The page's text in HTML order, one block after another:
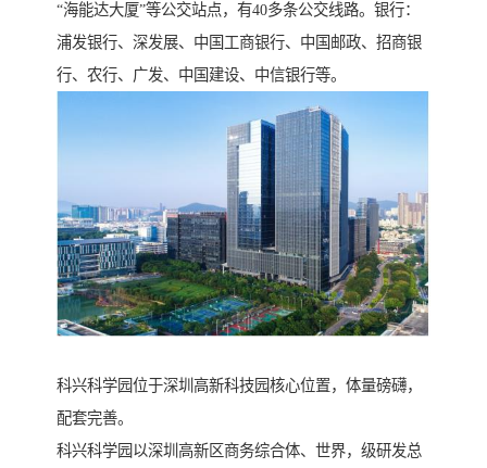
“海能达大厦”等公交站点，有40多条公交线路。银行：
浦发银行、深发展、中国工商银行、中国邮政、招商银
行、农行、广发、中国建设、中信银行等。
科兴科学园位于深圳高新科技园核心位置，体量磅礴，
配套完善。
科兴科学园以深圳高新区商务综合体、世界，级研发总